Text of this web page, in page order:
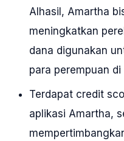
Alhasil, Amartha
meningkatkan
dana digunakan
para perempuan di
Terdapat credit
aplikasi Amartha,